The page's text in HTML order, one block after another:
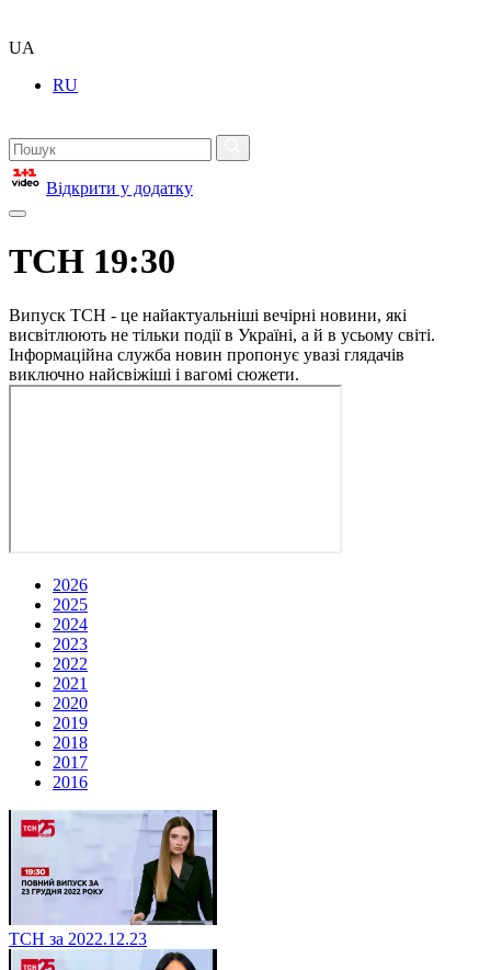
UA
RU
Відкрити у додатку
ТСН 19:30
Випуск ТСН - це найактуальніші вечірні новини, які
висвітлюють не тільки події в Україні, а й в усьому світі.
Інформаційна служба новин пропонує увазі глядачів
виключно найсвіжіші і вагомі сюжети.
2026
2025
2024
2023
2022
2021
2020
2019
2018
2017
2016
ТСН за 2022.12.23